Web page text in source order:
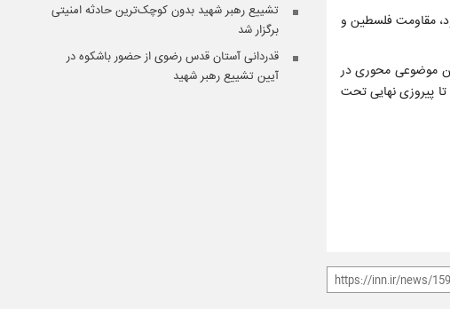
مقاومت فلسطین و
موضوعی محوری در
تا پیروزی نهایی تحت
تشییع رهبر شهید بدون کوچک‌ترین حادثه امنیتی
برگزار شد
قدردانی آستان قدس رضوی از حضور باشکوه در
آیین تشییع رهبر شهید